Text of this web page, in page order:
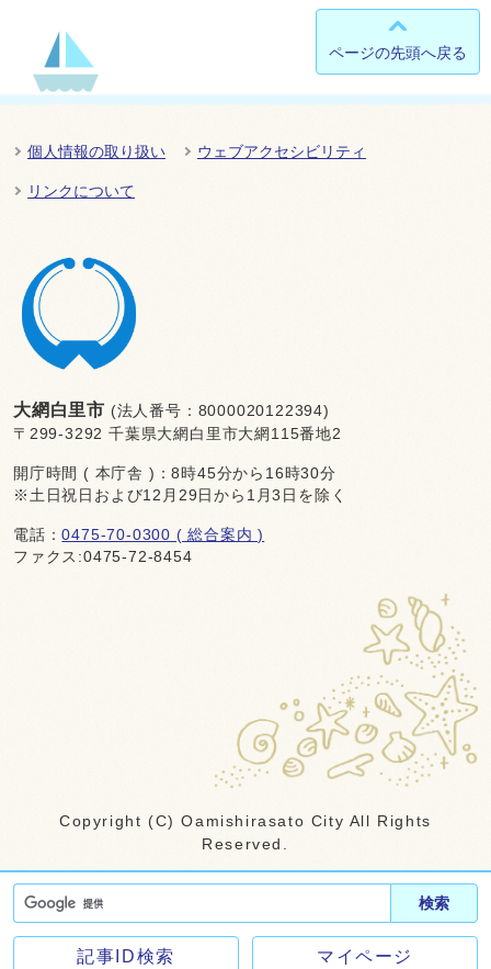
検索
記事ID検索 マイページ
ページの先頭へ戻る
個人情報の取り扱い ウェブアクセシビリティ
リンクについて
大網白里市 (法人番号：8000020122394)
〒299-3292 千葉県大網白里市大網115番地2
開庁時間 ( 本庁舎 )：8時45分から16時30分
※土日祝日および12月29日から1月3日を除く
電話：0475-70-0300 ( 総合案内 )
ファクス:0475-72-8454
Copyright (C) Oamishirasato City All Rights
Reserved.